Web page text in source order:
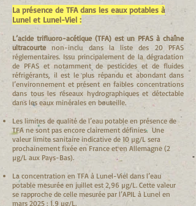
La présence de TFA dans les eaux potables à
Lunel et Lunel-Viel :
L’acide trifluoro-acétique (TFA) est un PFAS à chaîne
ultracourte non-inclu dans la liste des 20 PFAS
réglementaires. Issu principalement de la dégradation
de PFAS et notamment de pesticides et de fluides
réfrigérants, il est le plus répandu et abondant dans
l’environnement et présent en faibles concentrations
dans tous les réseaux hydrographiques et détectable
dans les eaux minérales en bouteille.
Les limites de qualité de l’eau potable en présence de
TFA ne sont pas encore clairement définies. Une
valeur limite sanitaire indicative de 10 µg/L sera
prochainement fixée en France et en Allemagne (2
µg/L aux Pays-Bas).
La concentration en TFA à Lunel-Viel dans l’eau
potable mesurée en juillet est 2,96 µg/L. Cette valeur
se rapproche de celle mesurée par l’APIL à Lunel en
mars 2025 : 1,9 µg/L.